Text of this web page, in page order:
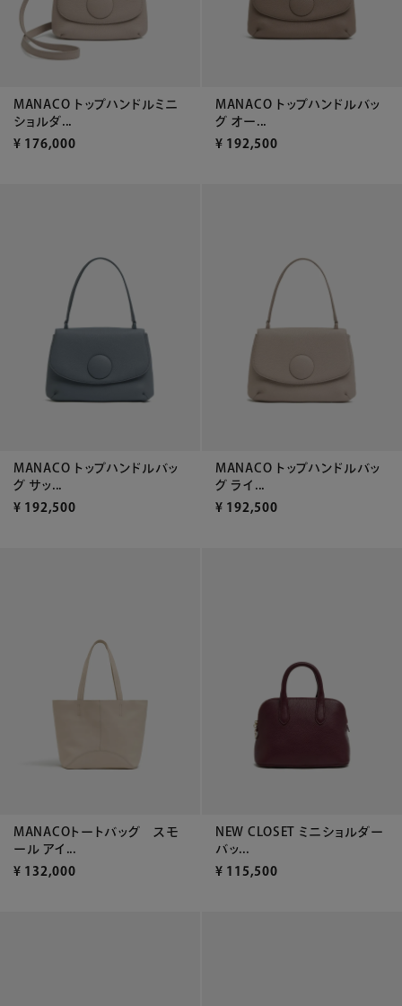
MANACO トップハンドルミニ
ショルダ...
¥ 176,000
MANACO トップハンドルバッ
グ オー...
¥ 192,500
MANACO トップハンドルバッ
グ サッ...
¥ 192,500
MANACO トップハンドルバッ
グ ライ...
¥ 192,500
MANACOトートバッグ スモ
ール アイ...
¥ 132,000
NEW CLOSET ミニショルダー
バッ...
¥ 115,500